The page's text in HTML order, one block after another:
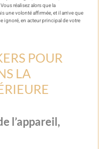
réalisez alors que la
une volonté affirmée, et il arrive que
ignoré, en acteur principal de votre
POUR
LA
l’appareil,